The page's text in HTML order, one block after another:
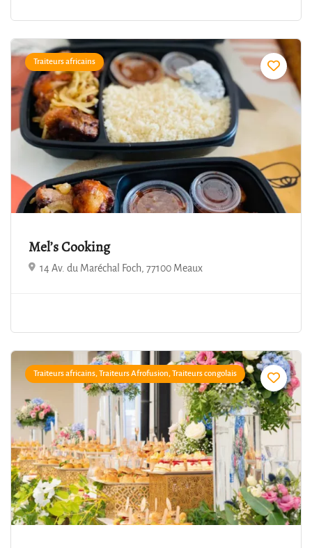
Traiteurs africains
Mel’s Cooking
14 Av. du Maréchal Foch, 77100 Meaux
Traiteurs africains, Traiteurs Afrofusion, Traiteurs congolais